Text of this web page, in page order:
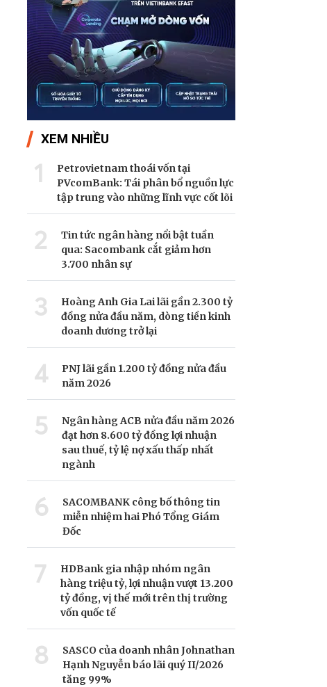
XEM NHIỀU
1
Petrovietnam thoái vốn tại
PVcomBank: Tái phân bổ nguồn lực
tập trung vào những lĩnh vực cốt lõi
2
Tin tức ngân hàng nổi bật tuần
qua: Sacombank cắt giảm hơn
3.700 nhân sự
3
Hoàng Anh Gia Lai lãi gần 2.300 tỷ
đồng nửa đầu năm, dòng tiền kinh
doanh dương trở lại
4
PNJ lãi gần 1.200 tỷ đồng nửa đầu
năm 2026
5
Ngân hàng ACB nửa đầu năm 2026
đạt hơn 8.600 tỷ đồng lợi nhuận
sau thuế, tỷ lệ nợ xấu thấp nhất
ngành
6
SACOMBANK công bố thông tin
miễn nhiệm hai Phó Tổng Giám
Đốc
7
HDBank gia nhập nhóm ngân
hàng triệu tỷ, lợi nhuận vượt 13.200
tỷ đồng, vị thế mới trên thị trường
vốn quốc tế
8
SASCO của doanh nhân Johnathan
Hạnh Nguyễn báo lãi quý II/2026
tăng 99%